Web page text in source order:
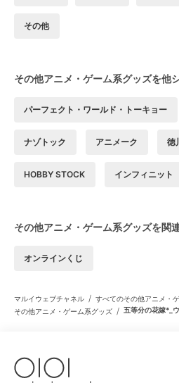
その他
その他アニメ・ゲーム系グッズを他
パーフェクト・ワールド・トーキョー
ナゾトック アニメーク 徳
HOBBY STOCK インフィニット
その他アニメ・ゲーム系グッズを関
オンラインくじ
マルイウェブチャネル / すべてのその他アニメ・
その他アニメ・ゲーム系グッズ / 五等分の花嫁*_